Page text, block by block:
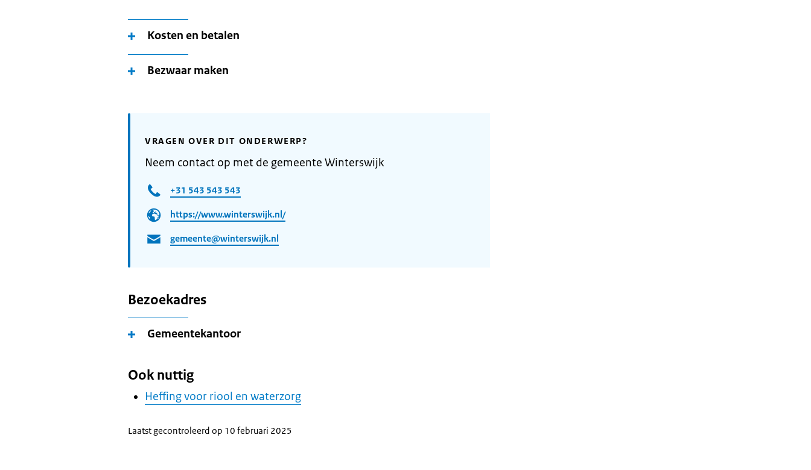
Kosten en betalen
Bezwaar maken
VRAGEN OVER DIT ONDERWERP?
Neem contact op met de gemeente Winterswijk
+31 543 543 543
https://www.winterswijk.nl/
gemeente@winterswijk.nl
Bezoekadres
Gemeentekantoor
Ook nuttig
Heffing voor riool en waterzorg
Laatst gecontroleerd op 10 februari 2025